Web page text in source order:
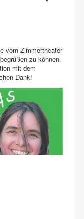
vom Zimmertheater
zu können.
mit dem
Dank!